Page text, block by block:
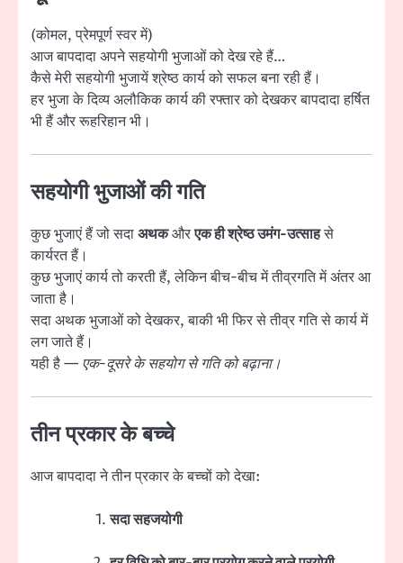
(कोमल, प्रेमपूर्ण स्वर में)
आज बापदादा अपने सहयोगी भुजाओं को देख रहे हैं…
कैसे मेरी सहयोगी भुजायें श्रेष्ठ कार्य को सफल बना रही हैं।
हर भुजा के दिव्य अलौकिक कार्य की रफ्तार को देखकर बापदादा हर्षित
भी हैं और रूहरिहान भी।
सहयोगी भुजाओं की गति
कुछ भुजाएं हैं जो सदाअथकऔरएक ही श्रेष्ठ उमंग-उत्साहसे
कार्यरत हैं।
कुछ भुजाएं कार्य तो करती हैं, लेकिन बीच-बीच में तीव्रगति में अंतर आ
जाता है।
सदा अथक भुजाओं को देखकर, बाकी भी फिर से तीव्र गति से कार्य में
लग जाते हैं।
यही है — एक-दूसरे के सहयोग से गति को बढ़ाना।
तीन प्रकार के बच्चे
आज बापदादा ने तीन प्रकार के बच्चों को देखा:
सदा सहजयोगी